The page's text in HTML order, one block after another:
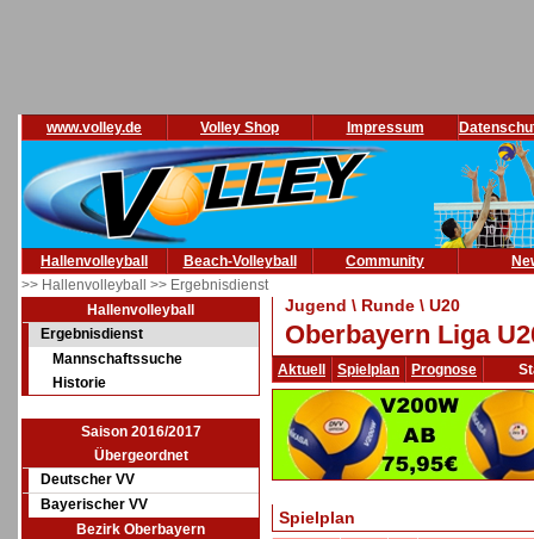
www.volley.de Volley Shop Impressum
Hallenvolleyball Beach-Volleyball Community
>> Hallenvolleyball >> Ergebnisdienst
Hallenvolleyball
Ergebnisdienst
Mannschaftssuche
Historie
Saison 2016/2017
Übergeordnet
Deutscher VV
Bayerischer VV
Bezirk Oberbayern
Jugend \ Runde \ U20
Oberbayern Liga
Aktuell Spielplan Prognose
Spielplan